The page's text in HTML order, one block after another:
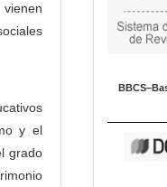
y el
grado